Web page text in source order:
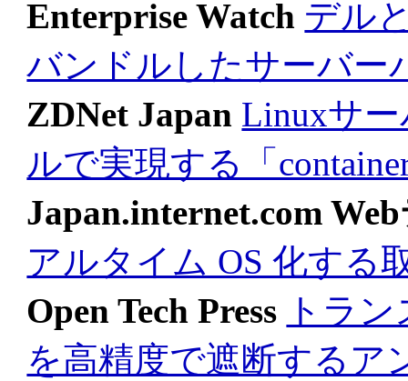
Enterprise Watch デル
バンドルしたサーバー
ZDNet Japan Linuxサ
ルで実現する「
Japan.internet.com
アルタイム OS 化する
Open Tech Press トラ
を高精度で遮断するア